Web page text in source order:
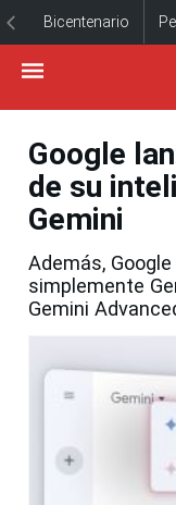
Bicentenario
Google
de su
Gemini
Además,
simplemente
Gemini